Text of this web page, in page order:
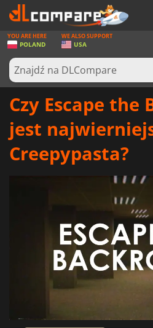
GRY
KARTY DO GIER
OPROGRAMOWANIE
REWARDS
SPRZĘT KOMPUTEROWY
AKTUALNOŚCI
YOU ARE HERE
POLAND
WE ALSO SUPPORT
USA
Czy Escape the
jest
Creepypasta?